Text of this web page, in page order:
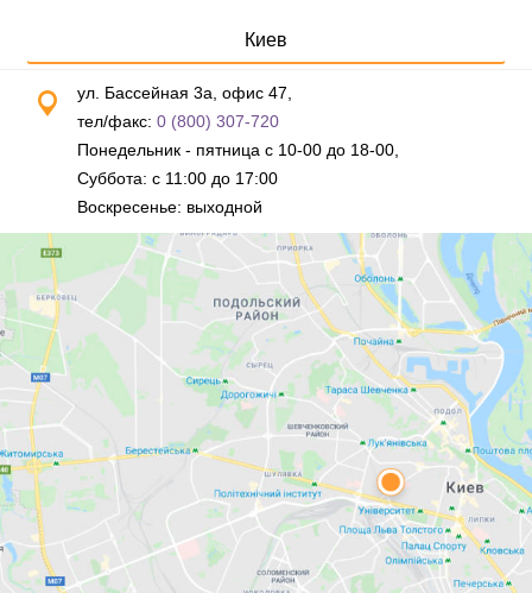
Киев
ул. Бассейная 3а, офис 47,
тел/факс: 0 (800) 307-720
Понедельник - пятница с 10-00 до 18-00,
Суббота: с 11:00 до 17:00
Воскресенье: выходной